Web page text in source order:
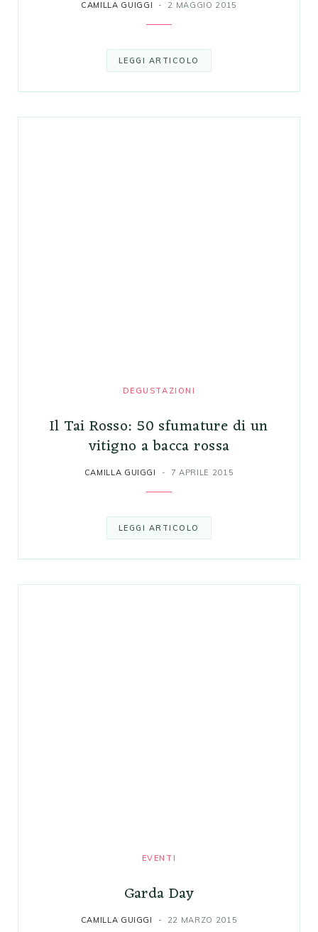
CAMILLA GUIGGI 2 MAGGIO 2015
LEGGI ARTICOLO
DEGUSTAZIONI
Il Tai Rosso: 50 sfumature di un
vitigno a bacca rossa
CAMILLA GUIGGI 7 APRILE 2015
LEGGI ARTICOLO
EVENTI
Garda Day
CAMILLA GUIGGI 22 MARZO 2015